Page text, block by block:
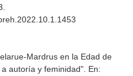
Mardrus en la Edad de
autoría y feminidad". En: